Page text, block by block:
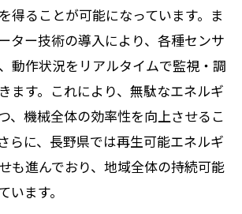
得ることが可能になっています。ま
ター技術の導入により、各種センサ
動作状況をリアルタイムで監視・調
ます。これにより、無駄なエネルギ
、機械全体の効率性を向上させるこ
らに、長野県では再生可能エネルギ
も進んでおり、地域全体の持続可能
います。